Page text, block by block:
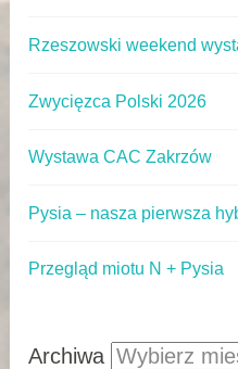
Rzeszowski weekend
Zwycięzca Polski 2026
Wystawa CAC Zakrzów
Pysia – nasza pierwsza
Przegląd miotu N + Pysia
Archiwa